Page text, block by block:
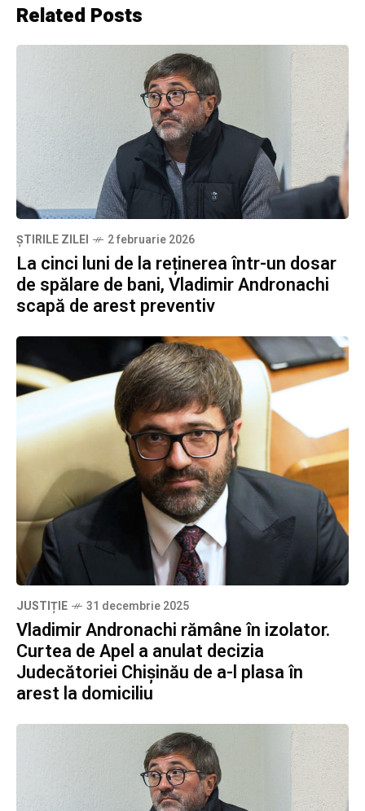
Related Posts
ȘTIRILE ZILEI 2 februarie 2026
La cinci luni de la reținerea într-un dosar
de spălare de bani, Vladimir Andronachi
scapă de arest preventiv
JUSTIȚIE 31 decembrie 2025
Vladimir Andronachi rămâne în izolator.
Curtea de Apel a anulat decizia
Judecătoriei Chișinău de a-l plasa în
arest la domiciliu